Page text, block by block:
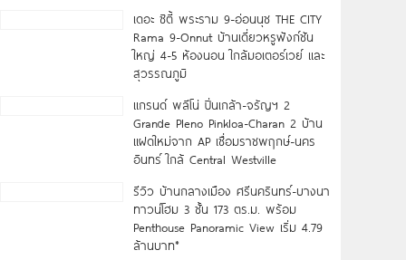
เดอะ ซิตี้ พระราม 9-อ่อนนุช THE CITY
Rama 9-Onnut บ้านเดี่ยวหรูฟังก์ชัน
ใหญ่ 4-5 ห้องนอน ใกล้มอเตอร์เวย์ และ
สุวรรณภูมิ
แกรนด์ พลีโน่ ปิ่นเกล้า-จรัญฯ 2
Grande Pleno Pinkloa-Charan 2 บ้าน
แฝดใหม่จาก AP เชื่อมราชพฤกษ์-นคร
อินทร์ ใกล้ Central Westville
รีวิว บ้านกลางเมือง ศรีนครินทร์-บางนา
ทาวน์โฮม 3 ชั้น 173 ตร.ม. พร้อม
Penthouse Panoramic View เริ่ม 4.79
ล้านบาท*